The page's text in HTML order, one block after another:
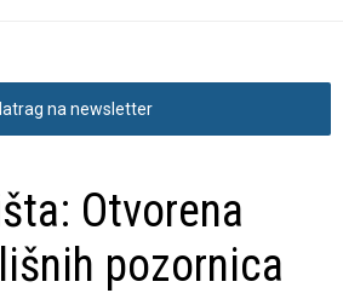
na newsletter
Otvorena
pozornica